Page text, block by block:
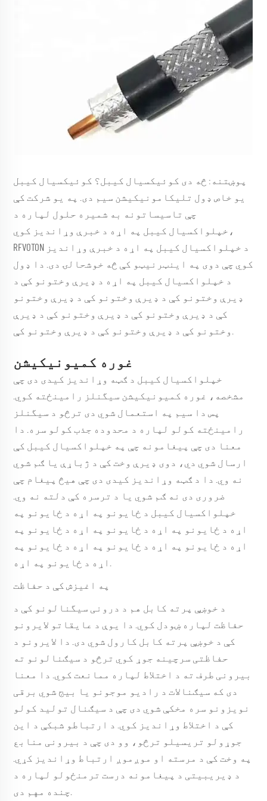
پوښتنه: څه دی کوئیکسیال کیبل؟ کوئیکسیال کیبل
یو خاص ډول تلیکامونیکیشن سیم دی. په یو شرکت کې
چې تاسیساتونه به شمیره حلول لپاره د
خپلواکسیال کیبل په اړه د خبرې وړاندیز کوي،
RFVOTON د خپلواکسیال کیبل په اړه د خبرې وړاندیز
کوي چې دوی په اینټرنیټو کې څه خوشحالۍ دی. دا ډول
د خپلواکسیال کیبل په اړه د ډیرې وختونو کې د
ډیرې وختونو کې د ډیرې وختونو کې د ډیرې وختونو
کې د ډیرې وختونو کې د ډیرې وختونو کې د ډیرې
غوره کمیونیکیشن
خپلواکسیال کیبل د ګټه وړاندیز کیدی دی چې
مشخصه، غوره کمیونیکیشن سیگنلز رامینځته کوي.
پس دا سیم په استعمال شوي دی ترڅو د سیگنلز
رامینځته کولو لپاره د محدوده جذب کولو سره. دا
معنا دی چې پیغامونه چې په خپلواکسیال کیبل کې
ارسال شوي دي، دوی ډیرې وخت کې د ژباړې يا ګم شوي
نه وي. دا د ګټه وړاندیز کیدی دی چې هیڅ پیغام چې
ضروری دی نه ګم شوي يا د ترسره کې دلته نه وي.
خپلواکسیال کیبل د ځایونو په اړه د ځایونو په
اړه د ځایونو په اړه د ځایونو په اړه د ځایونو په
اړه د ځایونو په اړه د ځایونو په اړه د ځایونو په
په اغیزش کې د حفاظت
د خوښې پرته کابل هم د درونی سیگنالونو کې د
حفاظت لپاره ښودل کوي. دا یوې د عایقاتو لایرونو
کې د خوښې پرته کابل کارول شوي دی. دا لایرونو د
حفاظتی سرچینه جوړ کوي ترڅو د سیګنالونو ته
بیرونی طرف ته د اختلاط لپاره ممانعت کوي. دا معنا
دی که سیګنالات د رادیو موجونو یا بیج شوي برقی
نویزونو سره مخکې شوي دی چې د سیګنال تولید کولو
کې د اختلاط وړاندیز کوي. د ارتباطو شبکې د این
جوړولو تریسیلو ترڅو، وو دی چې د بیرونی منابع
په وخت کې د مرسته او موږموږ ارتباط وړاندیز کړي.
د ډیریبیتی د پیغامونه درست ترمنځولو لپاره د